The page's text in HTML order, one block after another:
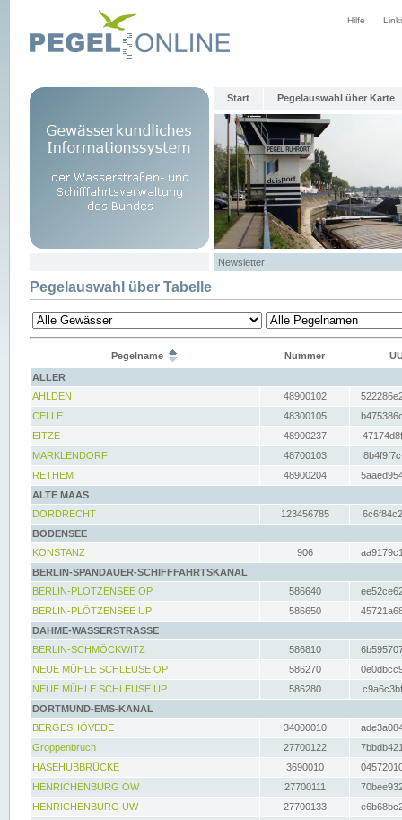
Hilfe
Start Pegelauswahl über Karte
Newsletter
Pegelauswahl über Tabelle
Pegelname Nummer
ALLER
AHLDEN
48900102
CELLE
48300105
EITZE
48900237
MARKLENDORF
48700103
RETHEM
48900204
ALTE MAAS
DORDRECHT
123456785
BODENSEE
KONSTANZ
906
BERLIN-SPANDAUER-SCHIFFFAHRTSKANAL
BERLIN-PLÖTZENSEE OP
586640
BERLIN-PLÖTZENSEE UP
586650
DAHME-WASSERSTRASSE
BERLIN-SCHMÖCKWITZ
586810
NEUE MÜHLE SCHLEUSE OP
586270
NEUE MÜHLE SCHLEUSE UP
586280
DORTMUND-EMS-KANAL
BERGESHÖVEDE
34000010
Groppenbruch
27700122
HASEHUBBRÜCKE
3690010
HENRICHENBURG OW
27700111
HENRICHENBURG UW
27700133